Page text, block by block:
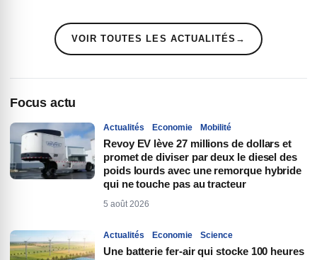
VOIR TOUTES LES ACTUALITÉS →
Focus actu
Actualités Economie Mobilité
Revoy EV lève 27 millions de dollars et
promet de diviser par deux le diesel des
poids lourds avec une remorque hybride
qui ne touche pas au tracteur
5 août 2026
Actualités Economie Science
Une batterie fer-air qui stocke 100 heures